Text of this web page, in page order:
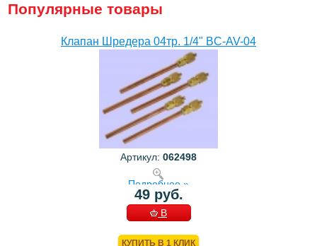
Популярные товары
Клапан Шредера 04тр. 1/4" BC-AV-04
Артикул: 062498
Подробнее »
49 руб.
В
КУПИТЬ В 1 КЛИК